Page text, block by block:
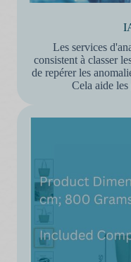
Les services
consistent à classer
de repérer les
Cela aide